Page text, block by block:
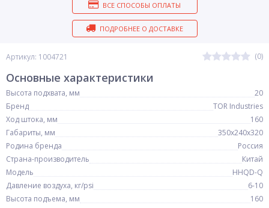
Артикул: 1004721 (0)
ВСЕ СПОСОБЫ ОПЛАТЫ
ПОДРОБНЕЕ О ДОСТАВКЕ
Основные характеристики
Высота подхвата, мм
20
Бренд
TOR Industries
Ход штока, мм
160
Габариты, мм
350х240х320
Родина бренда
Россия
Страна-производитель
Китай
Модель
HHQD-Q
Давление воздуха, кг/psi
6-10
Высота подъема, мм
160